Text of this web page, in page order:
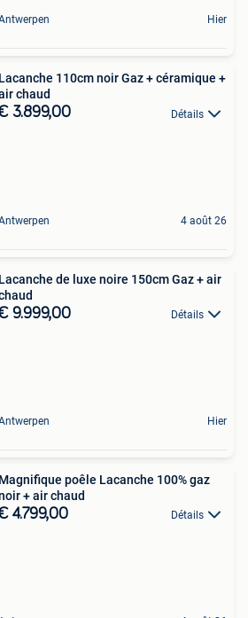
Hier
Lacanche 110cm noir Gaz + céramique +
chaud
3.899,00 Détails
4 août 26
Lacanche de luxe noire 150cm Gaz + air
9.999,00 Détails
Hier
Magnifique poêle Lacanche 100% gaz
+ air chaud
4.799,00 Détails